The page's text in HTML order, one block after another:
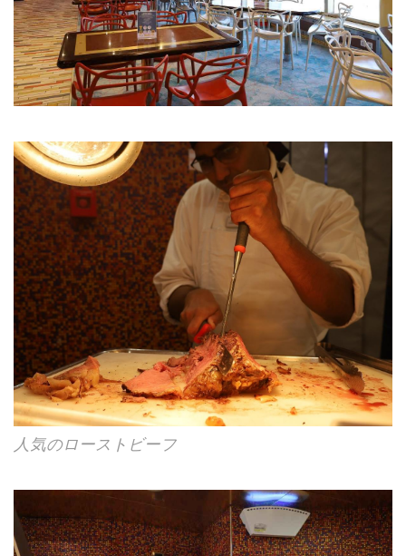
人気のローストビーフ